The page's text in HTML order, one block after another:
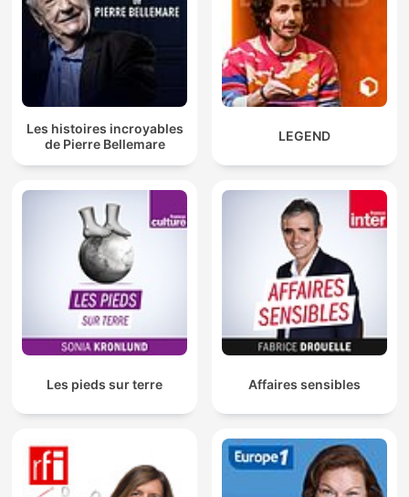
Les histoires incroyables
de Pierre Bellemare
LEGEND
Les pieds sur terre Affaires sensibles